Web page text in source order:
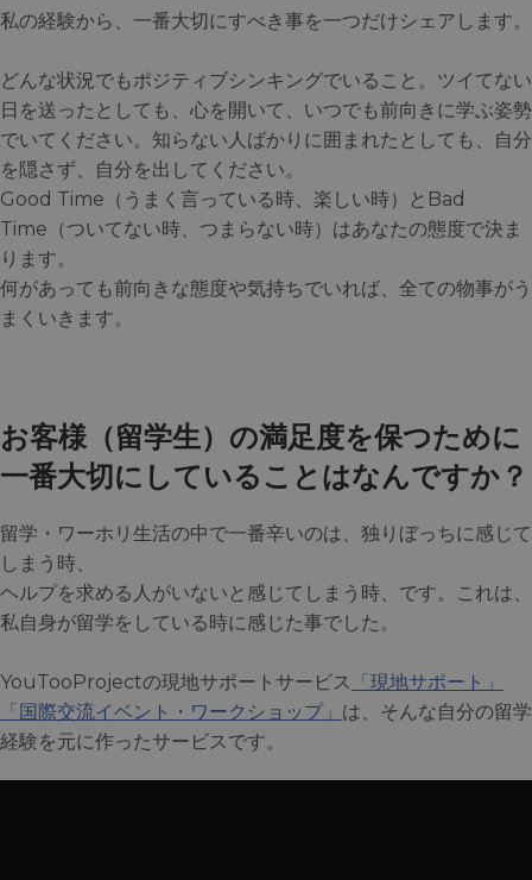
私の経験から、一番大切にすべき事を一つだけシェアします。
どんな状況でもポジティブシンキングでいること。ツイてない
日を送ったとしても、心を開いて、いつでも前向きに学ぶ姿勢
でいてください。知らない人ばかりに囲まれたとしても、自分
を隠さず、自分を出してください。
Good Time（うまく言っている時、楽しい時）とBad
Time（ついてない時、つまらない時）はあなたの態度で決ま
ります。
何があっても前向きな態度や気持ちでいれば、全ての物事がう
まくいきます。
お客様（留学生）の満足度を保つために
一番大切にしていることはなんですか？
留学・ワーホリ生活の中で一番辛いのは、独りぼっちに感じて
しまう時、
ヘルプを求める人がいないと感じてしまう時、です。これは、
私自身が留学をしている時に感じた事でした。
YouTooProjectの現地サポートサービス 「現地サポート」
「国際交流イベント・ワークショップ」 は、そんな自分の留学
経験を元に作ったサービスです。